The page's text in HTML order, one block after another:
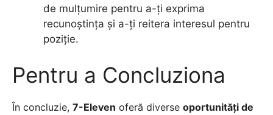
de mulțumire pentru a-ți exprima
recunoștința și a-ți reitera interesul pentru
poziție.
Pentru a Concluziona
În concluzie, 7-Eleven oferă diverse oportunități de